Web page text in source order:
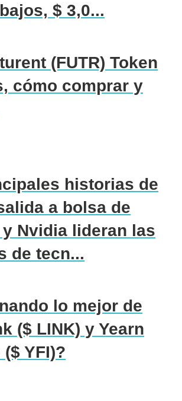
$ 3,0...
(FUTR) Token
cómo comprar y
historias de
a bolsa de
y Nvidia lideran las
de tecn...
lo mejor de
($ LINK) y Yearn
YFI)?